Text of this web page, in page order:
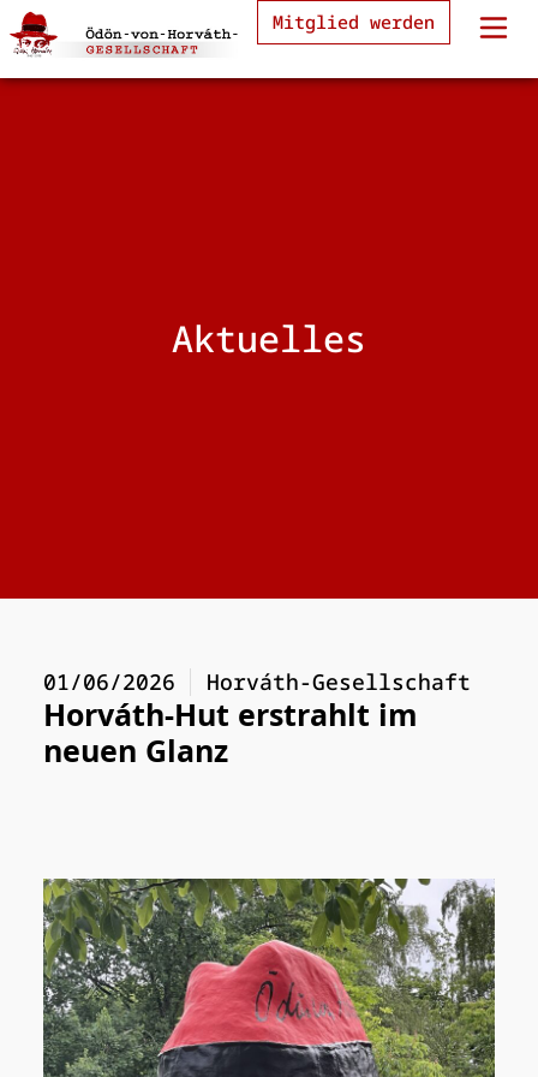
Mitglied werden
Aktuelles
01/06/2026 Horváth-Gesellschaft
Horváth-Hut erstrahlt im
neuen Glanz